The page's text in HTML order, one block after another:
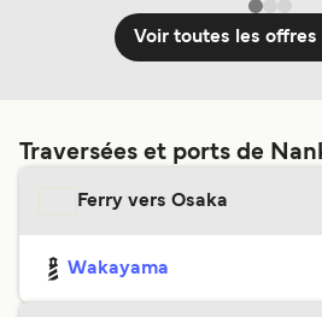
Voir toutes les offres
Traversées et ports de
Ferry vers Osaka
Wakayama